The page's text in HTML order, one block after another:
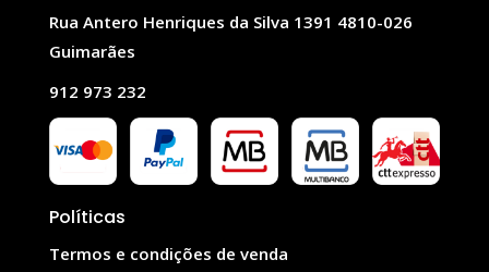
Rua Antero Henriques da Silva 1391 4810-026
Guimarães
912 973 232
Políticas
Termos e condições de venda